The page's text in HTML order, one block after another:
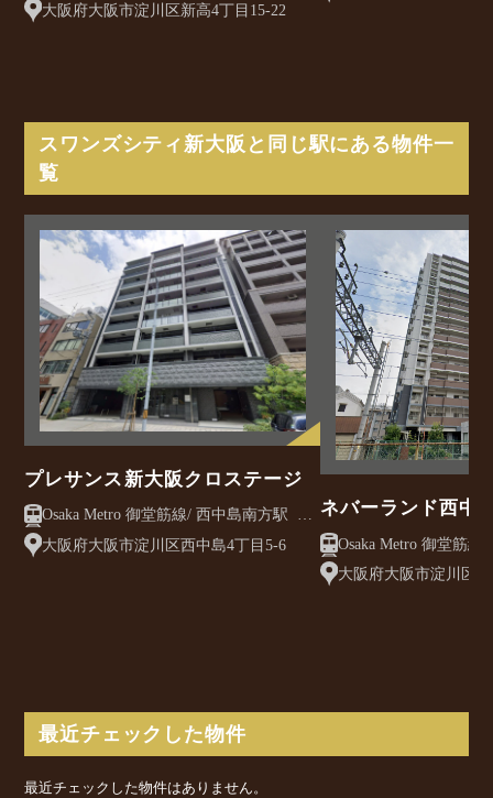
大阪府大阪市淀川区新高4丁目15-22
スワンズシティ新大阪と同じ駅にある物件一
覧
プレサンス新大阪クロステージ
Osaka Metro 御堂筋線/ 西中島南方駅 徒
歩3分
大阪府大阪市淀川区西中島4丁目5-6
ネバーランド西中
Osaka Metro 御堂筋線/ 西中島南方駅 徒
歩11分
大阪府大阪市淀川区
最近チェックした物件
最近チェックした物件はありません。